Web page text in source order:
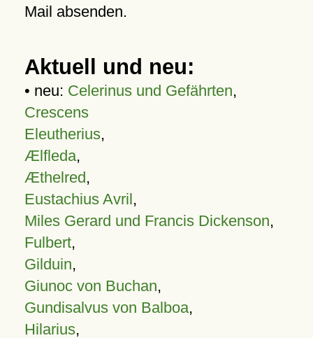
Mail absenden.
Aktuell und neu:
• neu: Celerinus und Gefährten,
Crescens
Eleutherius,
Ælfleda,
Æthelred,
Eustachius Avril,
Miles Gerard und Francis Dickenson,
Fulbert,
Gilduin,
Giunoc von Buchan,
Gundisalvus von Balboa,
Hilarius,